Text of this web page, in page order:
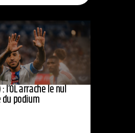
: l’OL arrache le nul
podium